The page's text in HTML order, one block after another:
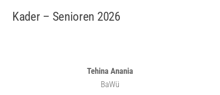
Kader – Senioren 2026
Tehina Anania
BaWü